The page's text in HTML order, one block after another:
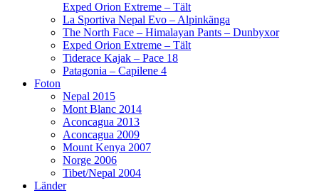
Exped Orion Extreme – Tält
La Sportiva Nepal Evo – Alpinkänga
The North Face – Himalayan Pants – Dunbyxor
Exped Orion Extreme – Tält
Tiderace Kajak – Pace 18
Patagonia – Capilene 4
Foton
Nepal 2015
Mont Blanc 2014
Aconcagua 2013
Aconcagua 2009
Mount Kenya 2007
Norge 2006
Tibet/Nepal 2004
Länder